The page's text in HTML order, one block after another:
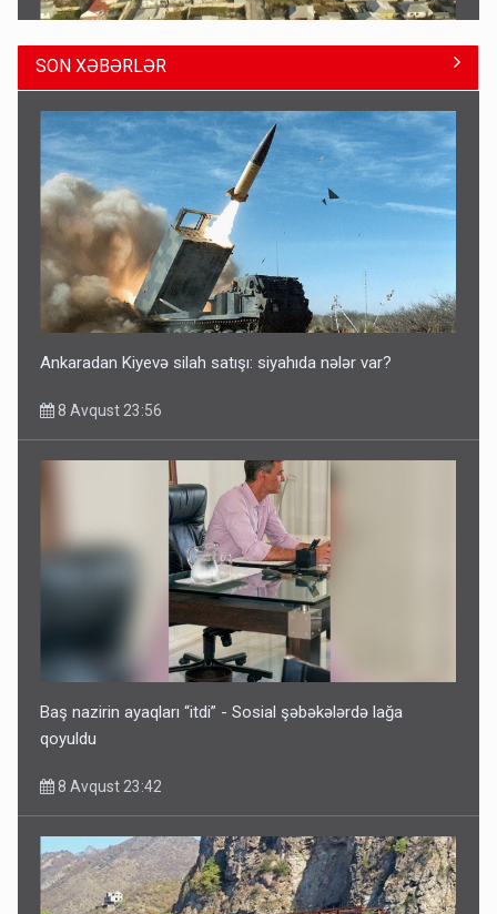
Azərbaycan bundan hər il 3 milyard dollar qazanacaq
8 Avqust 23:33
İrəvan dünyaya Azərbaycan üzərindən çıxır – Mühüm
8 Avqust 23:19
SON XƏBƏRLƏR
Ankaradan Kiyevə silah satışı: siyahıda nələr var?
8 Avqust 23:56
Baş nazirin ayaqları “itdi” - Sosial şəbəkələrdə lağa
qoyuldu
8 Avqust 23:42